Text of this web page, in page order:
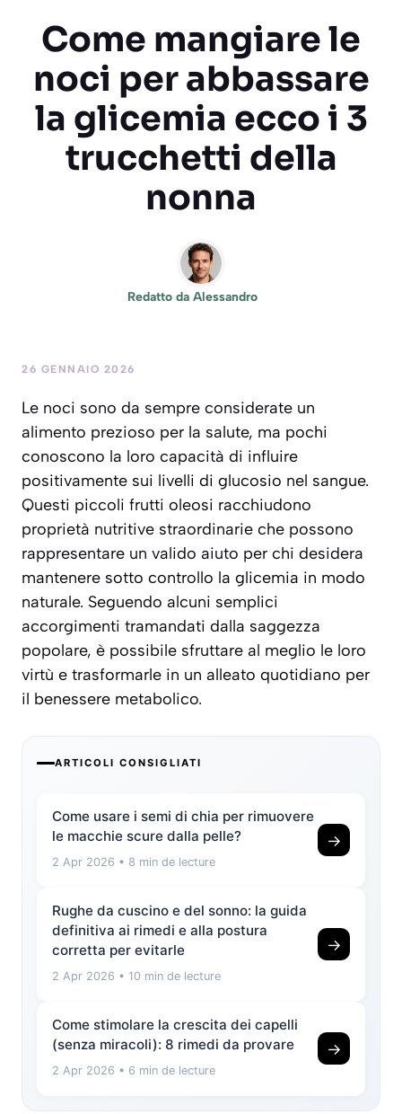
Come mangiare le
noci per abbassare
la glicemia ecco i 3
trucchetti della
nonna
Redatto da Alessandro
26 GENNAIO 2026
Le noci sono da sempre considerate un
alimento prezioso per la salute, ma pochi
conoscono la loro capacità di influire
positivamente sui livelli di glucosio nel sangue.
Questi piccoli frutti oleosi racchiudono
proprietà nutritive straordinarie che possono
rappresentare un valido aiuto per chi desidera
mantenere sotto controllo la glicemia in modo
naturale. Seguendo alcuni semplici
accorgimenti tramandati dalla saggezza
popolare, è possibile sfruttare al meglio le loro
virtù e trasformarle in un alleato quotidiano per
il benessere metabolico.
ARTICOLI CONSIGLIATI
Come usare i semi di chia per rimuovere
le macchie scure dalla pelle?
2 Apr 2026 • 8 min de lecture
→
Rughe da cuscino e del sonno: la guida
definitiva ai rimedi e alla postura
corretta per evitarle
2 Apr 2026 • 10 min de lecture
→
Come stimolare la crescita dei capelli
(senza miracoli): 8 rimedi da provare
2 Apr 2026 • 6 min de lecture
→